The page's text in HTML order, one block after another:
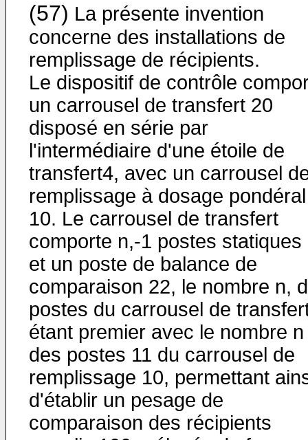
(57) La présente invention
concerne des installations de
remplissage de récipients.
Le dispositif de contrôle
un carrousel de transfert 20
disposé en série par
l'intermédiaire d'une étoile de
transfert4, avec un carrousel
remplissage à dosage pondéral
10. Le carrousel de transfert
comporte n,-1 postes statiques
et un poste de balance de
comparaison 22, le nombre n,
postes du carrousel de
étant premier avec le nombre n
des postes 11 du carrousel de
remplissage 10, permettant
d'établir un pesage de
comparaison des récipients